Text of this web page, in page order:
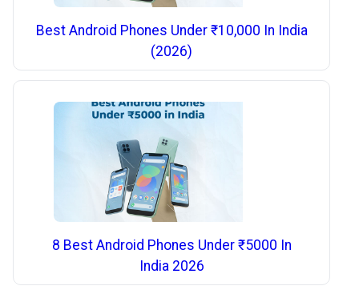
Best Android Phones Under ₹10,000 In India
(2026)
8 Best Android Phones Under ₹5000 In
India 2026